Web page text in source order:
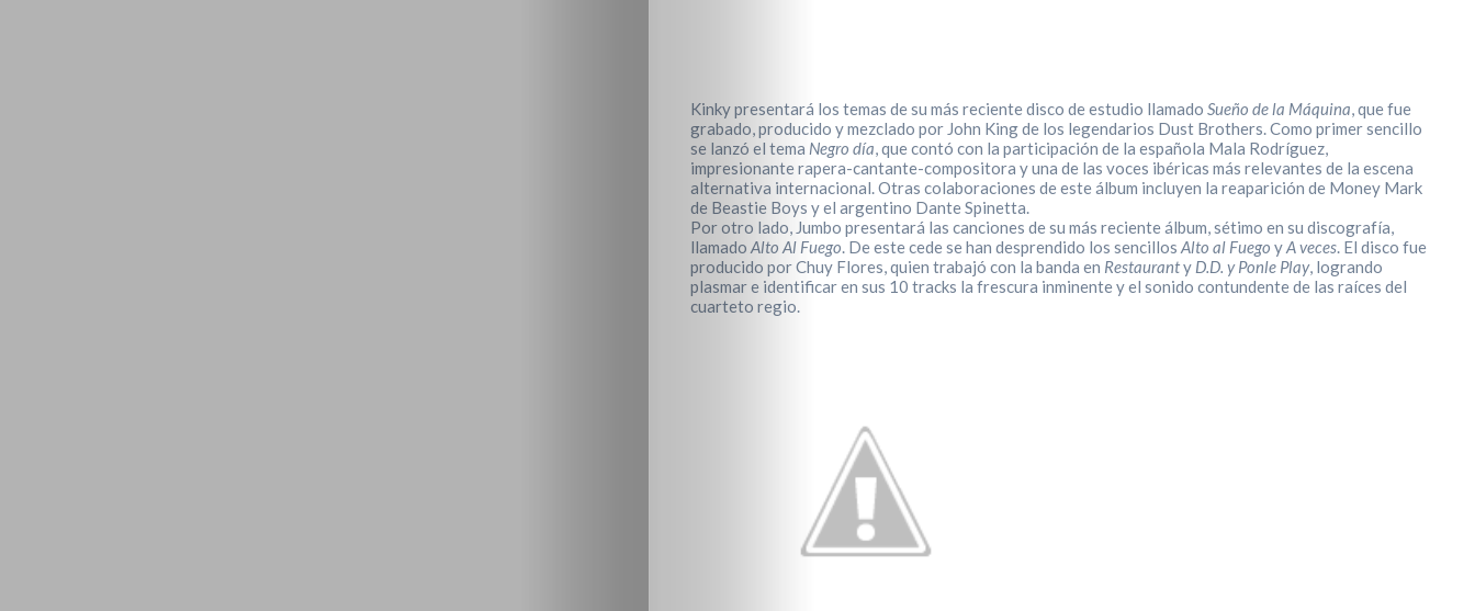
Kinky presentará los temas de su más reciente disco de estudio llamado Sueño de la Máquina, que fue
grabado, producido y mezclado por John King de los legendarios Dust Brothers. Como primer sencillo
se lanzó el tema Negro día, que contó con la participación de la española Mala Rodríguez,
impresionante rapera-cantante-compositora y una de las voces ibéricas más relevantes de la escena
alternativa internacional. Otras colaboraciones de este álbum incluyen la reaparición de Money Mark
de Beastie Boys y el argentino Dante Spinetta.
Por otro lado, Jumbo presentará las canciones de su más reciente álbum, sétimo en su discografía,
llamado Alto Al Fuego. De este cede se han desprendido los sencillos Alto al Fuego yA veces. El disco fue
producido por Chuy Flores, quien trabajó con la banda en Restauranty D.D. y Ponle Play, logrando
plasmar e identificar en sus 10 tracks la frescura inminente y el sonido contundente de las raíces del
cuarteto regio.